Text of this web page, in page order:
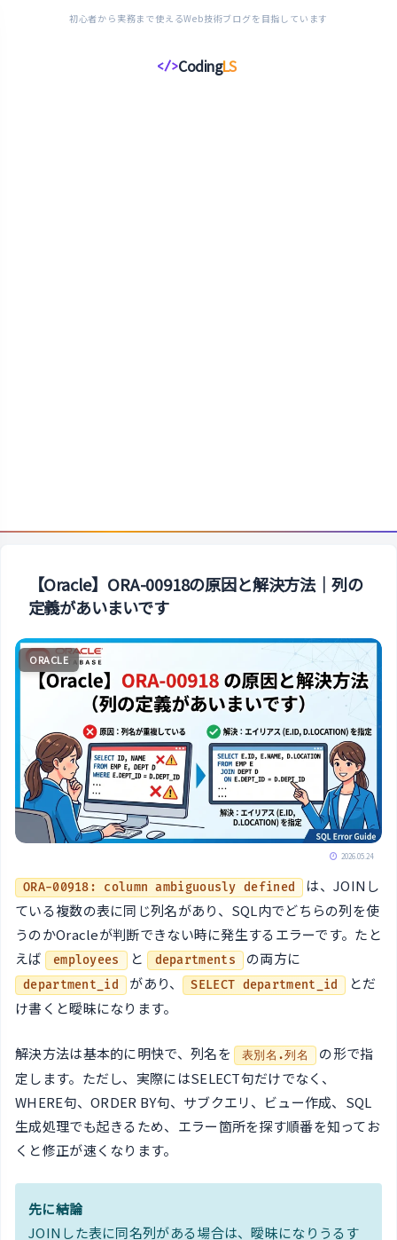
初心者から実務まで使えるWeb技術ブログを目指しています
</>CodingLS
コ
【Oracle】ORA-00918の原因と解決方法｜列の
定義があいまいです
ORACLE
2026.05.24
ORA-00918: column ambiguously defined
は、JOINし
ている複数の表に同じ列名があり、SQL内でどちらの列を使
うのかOracleが判断できない時に発生するエラーです。たと
えば
employees と departments の両方に
department_id があり、 SELECT department_id
とだ
け書くと曖昧になります。
解決方法は基本的に明快で、列名を 表別名.列名
の形で指
定します。ただし、実際にはSELECT句だけでなく、
WHERE句、ORDER BY句、サブクエリ、ビュー作成、SQL
生成処理でも起きるため、エラー箇所を探す順番を知ってお
くと修正が速くなります。
先に結論
JOINした表に同名列がある場合は、曖昧になりうるす